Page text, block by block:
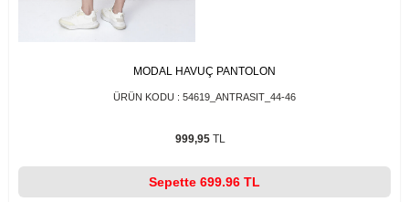
MODAL HAVUÇ PANTOLON
ÜRÜN KODU : 54619_ANTRASIT_44-46
999,95TL
Sepette 699.96 TL